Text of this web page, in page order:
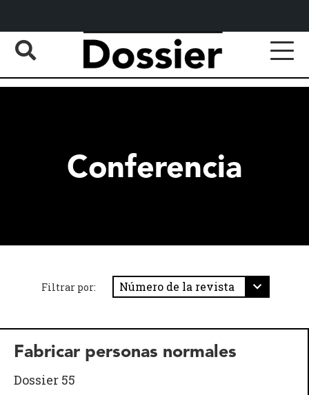
Conferencia
Filtrar por:
Fabricar personas normales
Dossier 55